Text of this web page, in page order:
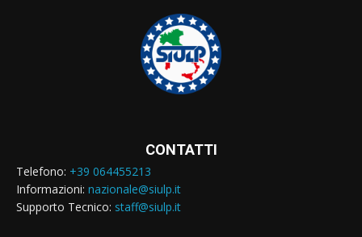
CONTATTI
Telefono: +39 064455213
Informazioni: nazionale@siulp.it
Supporto Tecnico: staff@siulp.it